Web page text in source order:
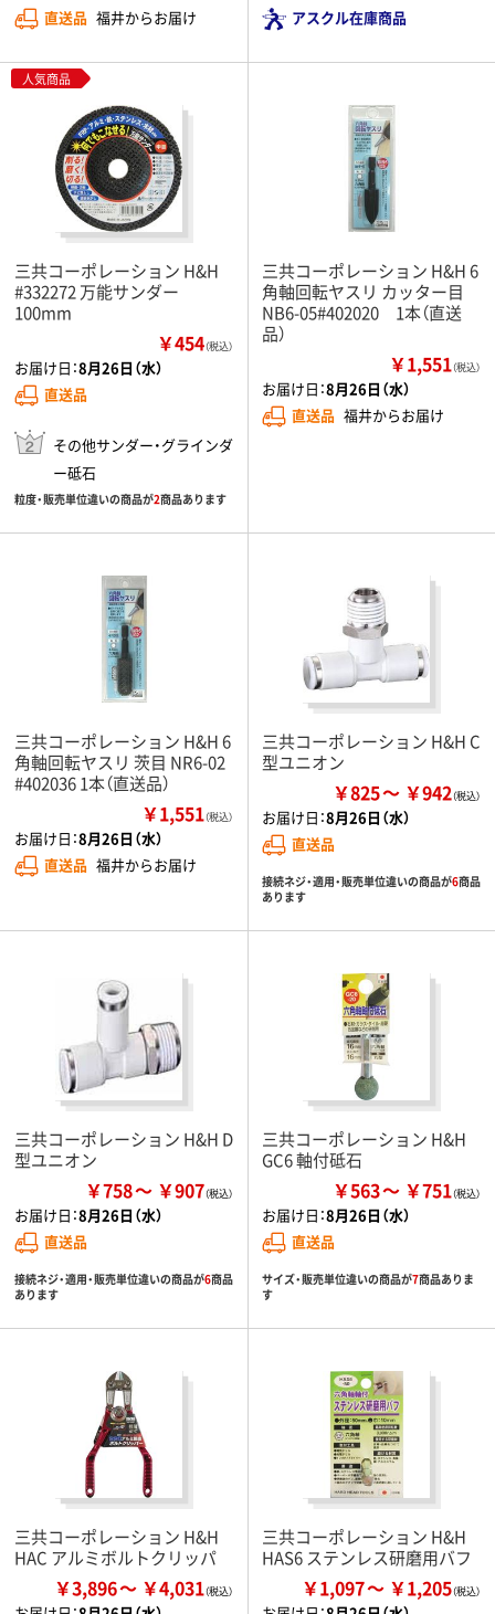
直送品 福井からお届け
アスクル在庫商品
人気商品
三共コーポレーション H&H
#332272 万能サンダー
100mm
￥454（税込）
お届け日：8月26日（水）
直送品
その他サンダー・グラインダ
ー砥石
粒度・販売単位違いの商品が2商品あります
三共コーポレーション H&H 6
角軸回転ヤスリ カッター目
NB6-05#402020 1本（直送
品）
￥1,551（税込）
お届け日：8月26日（水）
直送品 福井からお届け
三共コーポレーション H&H 6
角軸回転ヤスリ 茨目 NR6-02
#402036 1本（直送品）
￥1,551（税込）
お届け日：8月26日（水）
直送品 福井からお届け
三共コーポレーション H&H C
型ユニオン
￥825 ￥942
お届け日：8月26日（水）
直送品
接続ネジ・適用・販売単位違いの商品が6商品
あります
三共コーポレーション H&H D
型ユニオン
￥758 ￥907
お届け日：8月26日（水）
直送品
接続ネジ・適用・販売単位違いの商品が6商品
あります
三共コーポレーション H&H
GC6 軸付砥石
￥563 ￥751
お届け日：8月26日（水）
直送品
サイズ・販売単位違いの商品が7商品ありま
す
三共コーポレーション H&H
HAC アルミボルトクリッパ
￥3,896 ￥4,031
三共コーポレーション H&H
HAS6 ステンレス研磨用バフ
￥1,097 ￥1,205